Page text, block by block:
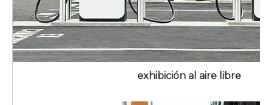
exhibición al aire libre